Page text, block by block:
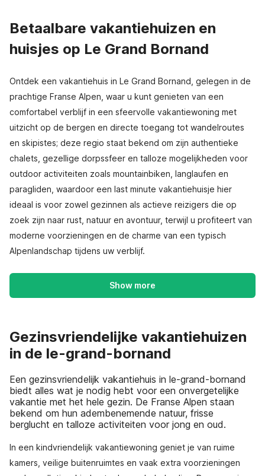
Betaalbare vakantiehuizen en
huisjes op Le Grand Bornand
Ontdek een vakantiehuis in Le Grand Bornand, gelegen in de
prachtige Franse Alpen, waar u kunt genieten van een
comfortabel verblijf in een sfeervolle vakantiewoning met
uitzicht op de bergen en directe toegang tot wandelroutes
en skipistes; deze regio staat bekend om zijn authentieke
chalets, gezellige dorpssfeer en talloze mogelijkheden voor
outdoor activiteiten zoals mountainbiken, langlaufen en
paragliden, waardoor een last minute vakantiehuisje hier
ideaal is voor zowel gezinnen als actieve reizigers die op
zoek zijn naar rust, natuur en avontuur, terwijl u profiteert van
moderne voorzieningen en de charme van een typisch
Alpenlandschap tijdens uw verblijf.
Show more
Gezinsvriendelijke vakantiehuizen
in de le-grand-bornand
Een gezinsvriendelijk vakantiehuis in le-grand-bornand
biedt alles wat je nodig hebt voor een onvergetelijke
vakantie met het hele gezin. De Franse Alpen staan
bekend om hun adembenemende natuur, frisse
berglucht en talloze activiteiten voor jong en oud.
In een kindvriendelijk vakantiewoning geniet je van ruime
kamers, veilige buitenruimtes en vaak extra voorzieningen